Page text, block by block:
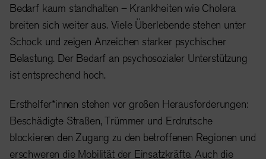
Bedarf kaum standhalten – Krankheiten wie Cholera
breiten sich weiter aus. Viele Überlebende stehen unter
Schock und zeigen Anzeichen starker psychischer
Belastung. Der Bedarf an psychosozialer Unterstützung
ist entsprechend hoch.
Ersthelfer*innen stehen vor großen Herausforderungen:
Beschädigte Straßen, Trümmer und Erdrutsche
blockieren den Zugang zu den betroffenen Regionen und
erschweren die Mobilität der Einsatzkräfte. Auch die